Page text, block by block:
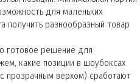
для маленьких
получить разнообразный товар
готовое решение для
какие позиции в шоубоксах
прозрачным верхом) сработают